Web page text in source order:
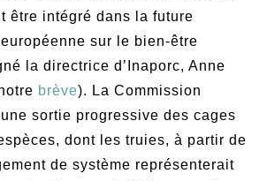
être intégré dans la future
sur le bien-être
la directrice d’Inaporc, Anne
brève). La Commission
sortie progressive des cages
dont les truies, à partir de
de système représenterait